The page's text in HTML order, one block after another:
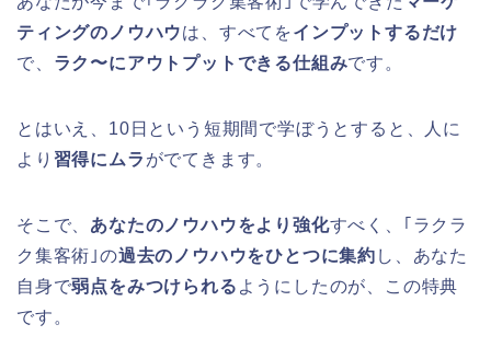
ティングのノウハウは、すべてをインプットするだけ
で、 ラク〜にアウトプットできる仕組みです。
とはいえ、10日という短期間で学ぼうとすると、人に
より 習得にムラ がでてきます。
そこで、 あなたのノウハウをより強化すべく、｢ラクラ
ク集客術｣の過去のノウハウをひとつに集約 し、あなた
自身で弱点をみつけられる ようにしたのが、この特典
です。